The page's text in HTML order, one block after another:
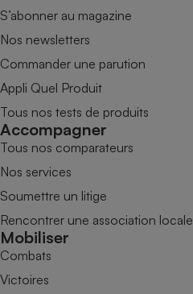
S’abonner au magazine
Nos newsletters
Commander une parution
Appli Quel Produit
Tous nos tests de produits
Accompagner
Tous nos comparateurs
Nos services
Soumettre un litige
Rencontrer une association locale
Mobiliser
Combats
Victoires